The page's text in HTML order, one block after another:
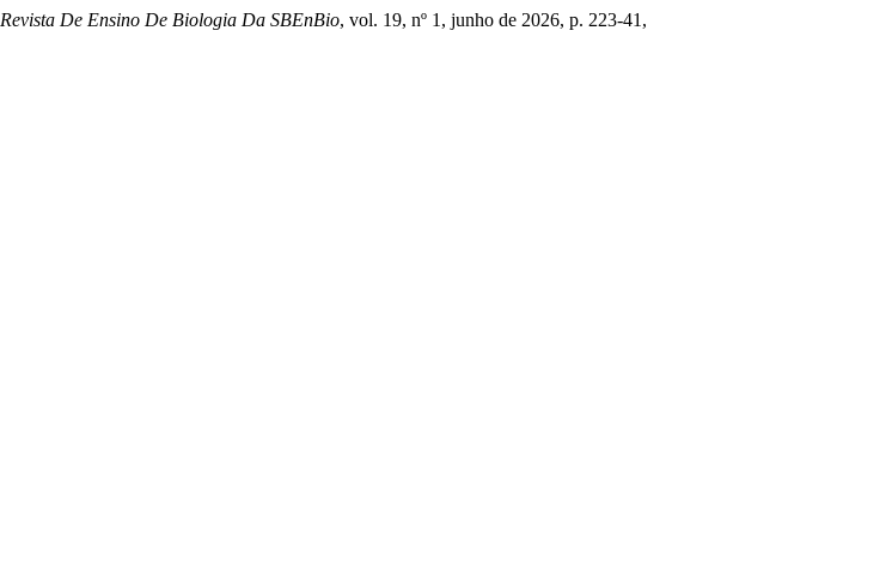
Revista De Ensino De Biologia Da SBEnBio, vol. 19, nº 1, junho de 2026, p. 223-41,